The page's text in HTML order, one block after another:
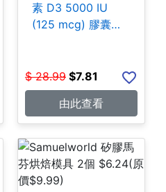
素 D3 5000 IU
(125 mcg) 膠囊
$ 28.99 $7.81
由此查看